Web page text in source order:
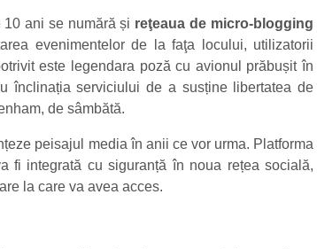
ani se numără și reţeaua de micro-blogging
evenimentelor de la faţa locului, utilizatorii
este legendara poză cu avionul prăbușit în
înclinația serviciului de a susține libertatea de
de sâmbătă.
peisajul media în anii ce vor urma. Platforma
fi integrată cu siguranță în noua rețea socială,
la care va avea acces.